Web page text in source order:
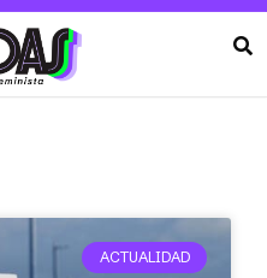
ACTUALIDAD